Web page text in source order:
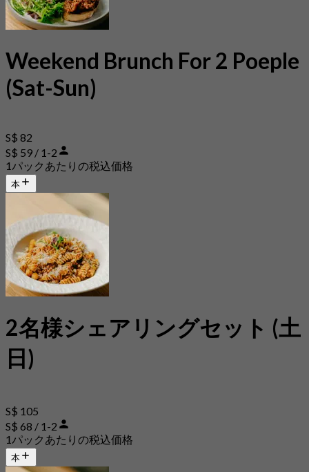
Weekend Brunch For 2 Poeple
(Sat-Sun)
S$ 82
S$ 59 / 1-2
1パックあたりの税込価格
本
2名様シェアリングセット (土
日)
S$ 105
S$ 68 / 1-2
1パックあたりの税込価格
本